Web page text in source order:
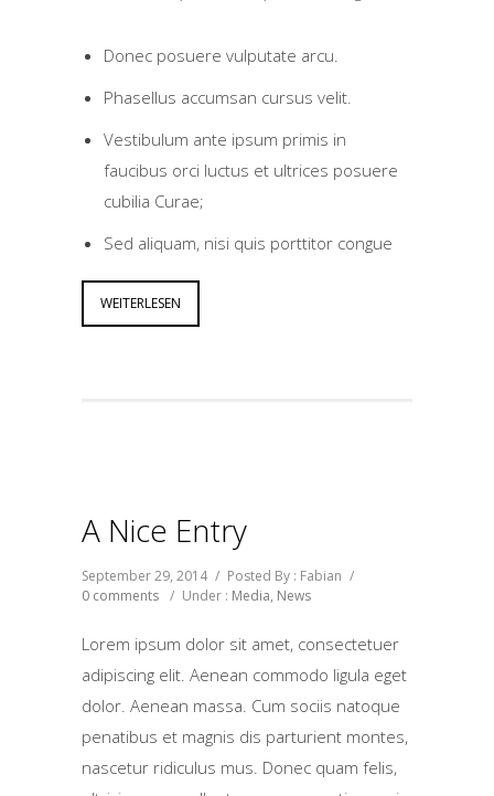
Donec posuere vulputate arcu.
Phasellus accumsan cursus velit.
Vestibulum ante ipsum primis in
faucibus orci luctus et ultrices posuere
cubilia Curae;
Sed aliquam, nisi quis porttitor congue
WEITERLESEN
A Nice Entry
September 29, 2014 / Posted By : Fabian /
0 comments / Under : Media, News
Lorem ipsum dolor sit amet, consectetuer
adipiscing elit. Aenean commodo ligula eget
dolor. Aenean massa. Cum sociis natoque
penatibus et magnis dis parturient montes,
nascetur ridiculus mus. Donec quam felis,